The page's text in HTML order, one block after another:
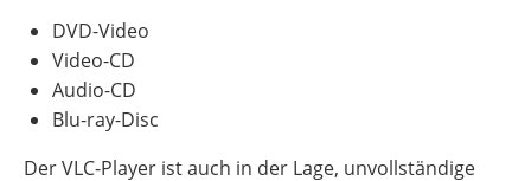
DVD-Video
Video-CD
Audio-CD
Blu-ray-Disc
Der VLC-Player ist auch in der Lage, unvollständige